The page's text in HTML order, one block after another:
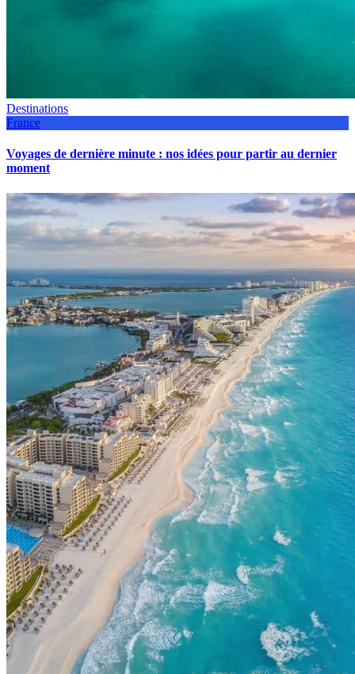
Destinations
France
Voyages de dernière minute : nos idées pour partir au dernier
moment